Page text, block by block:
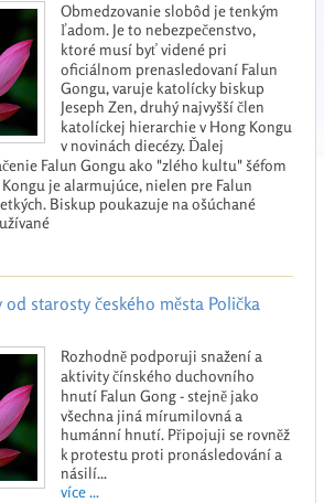
Obmedzovanie slobôd je tenkým
ľadom. Je to nebezpečenstvo,
ktoré musí byť videné pri
oficiálnom prenasledovaní Falun
Gongu, varuje katolícky biskup
Jeseph Zen, druhý najvyšší člen
katolíckej hierarchie v Hong Kongu
v novinách diecézy. Ďalej
Falun Gongu ako "zlého kultu" šéfom
je alarmujúce, nielen pre Falun
Biskup poukazuje na ošúchané
starosty českého města Polička
Rozhodně podporuji snažení a
aktivity čínského duchovního
hnutí Falun Gong - stejně jako
všechna jiná mírumilovná a
humánní hnutí. Připojuji se rovněž
k protestu proti pronásledování a
násilí...
více ...